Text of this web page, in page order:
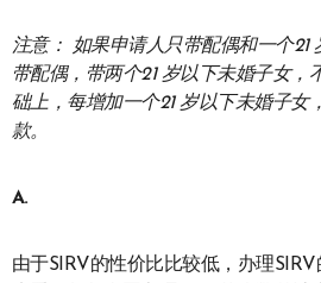
注意： 如果申请人只带配偶和一个21
带配偶，带两个21 岁以下未婚子女，
础上，每增加一个21 岁以下未婚子女
款。
A.
由于SIRV的性价比比较低，办理